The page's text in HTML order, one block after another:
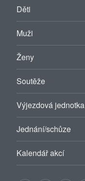
Děti
Muži
Ženy
Soutěže
Výjezdová jednotka
Jednání/schůze
Kalendář akcí